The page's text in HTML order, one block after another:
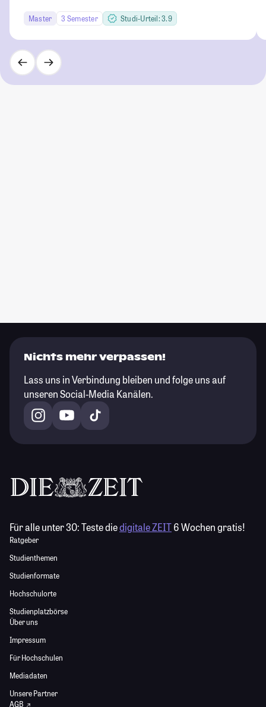
Master 3 Semester Studi-Urteil: 3.9
Nichts mehr verpassen!
Lass uns in Verbindung bleiben und folge uns auf
unseren Social-Media Kanälen.
Für alle unter 30:Teste diedigitale ZEIT6 Wochen gratis!
Ratgeber
Studienthemen
Studienformate
Hochschulorte
Studienplatzbörse
Über uns
Impressum
Für Hochschulen
Mediadaten
Unsere Partner
AGB